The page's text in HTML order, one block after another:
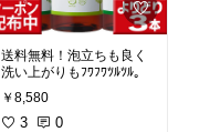
送料無料！泡立ちも良く
洗い上がりもﾌﾜﾌﾜﾂﾙﾂﾙ。
￥8,580
3 0